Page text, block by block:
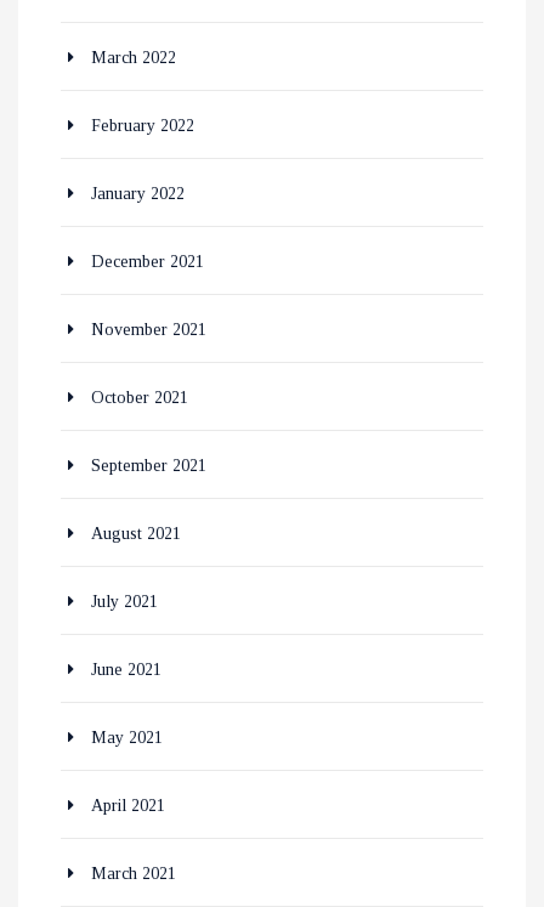
March 2022
February 2022
January 2022
December 2021
November 2021
October 2021
September 2021
August 2021
July 2021
June 2021
May 2021
April 2021
March 2021